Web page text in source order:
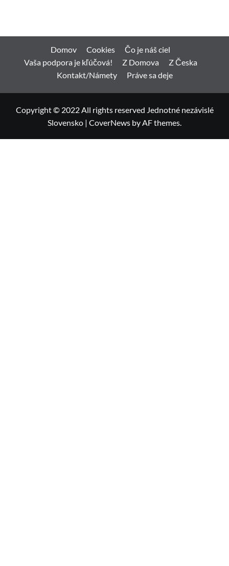
Domov Cookies
Čo je náš ciel
Vaša podpora je kľúčová!
Z Domova
Z Česka
Kontakt/Námety
Práve sa deje
Copyright © 2022 All rights reserved Jednotné nezávislé
Slovensko | CoverNews by AF themes.